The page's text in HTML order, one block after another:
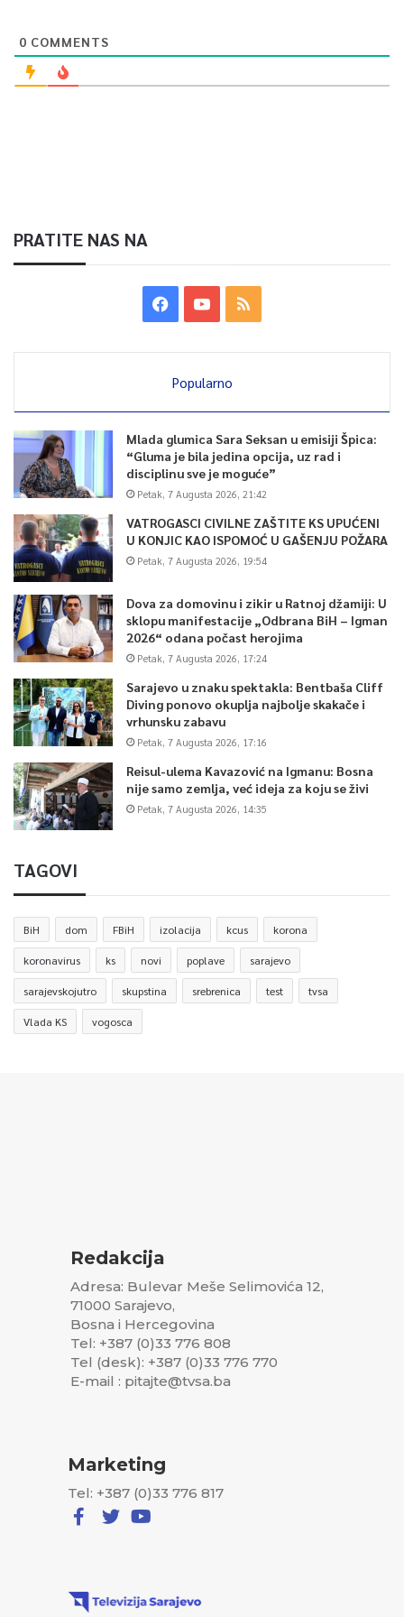
0 COMMENTS
PRATITE NAS NA
Popularno
Mlada glumica Sara Seksan u emisiji Špica:
“Gluma je bila jedina opcija, uz rad i
disciplinu sve je moguće”
Petak, 7 Augusta 2026, 21:42
VATROGASCI CIVILNE ZAŠTITE KS UPUĆENI
U KONJIC KAO ISPOMOĆ U GAŠENJU POŽARA
Petak, 7 Augusta 2026, 19:54
Dova za domovinu i zikir u Ratnoj džamiji: U
sklopu manifestacije „Odbrana BiH – Igman
2026“ odana počast herojima
Petak, 7 Augusta 2026, 17:24
Sarajevo u znaku spektakla: Bentbaša Cliff
Diving ponovo okuplja najbolje skakače i
vrhunsku zabavu
Petak, 7 Augusta 2026, 17:16
Reisul-ulema Kavazović na Igmanu: Bosna
nije samo zemlja, već ideja za koju se živi
Petak, 7 Augusta 2026, 14:35
TAGOVI
BiH dom FBiH izolacija kcus korona
koronavirus ks novi poplave sarajevo
sarajevskojutro skupstina srebrenica test tvsa
Vlada KS vogosca
Redakcija
Adresa: Bulevar Meše Selimovića 12,
71000 Sarajevo,
Bosna i Hercegovina
Tel: +387 (0)33 776 808
Tel (desk): +387 (0)33 776 770
E-mail : pitajte@tvsa.ba
Marketing
Tel: +387 (0)33 776 817